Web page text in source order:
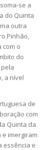
se a
do Quinta
outra
Pinhão,
com o
do
a nível
de
com
Quinta da
e imergiram
essência e